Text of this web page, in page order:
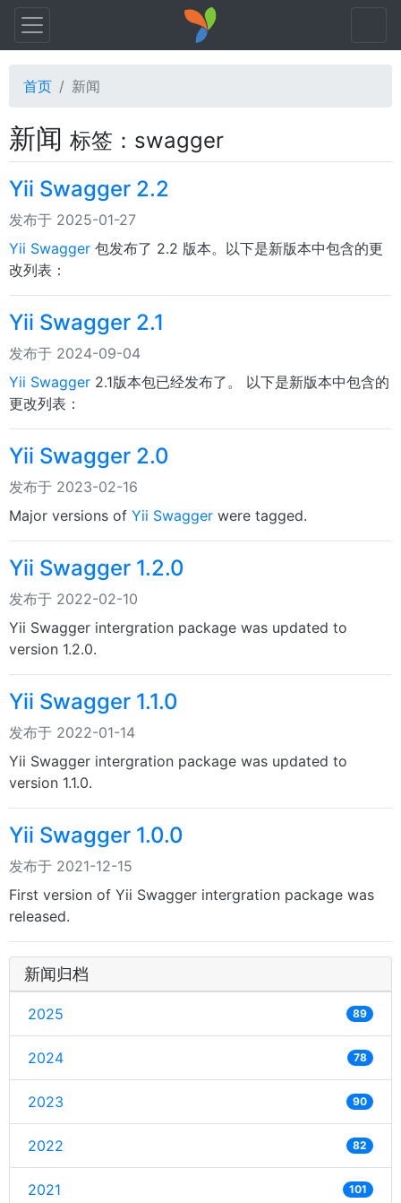
首页 新闻
新闻 标签：swagger
Yii Swagger 2.2
发布于 2025-01-27
Yii Swagger 包发布了 2.2 版本。以下是新版本中包含的更
改列表：
Yii Swagger 2.1
发布于 2024-09-04
Yii Swagger 2.1版本包已经发布了。 以下是新版本中包含的
更改列表：
Yii Swagger 2.0
发布于 2023-02-16
Major versions of Yii Swagger were tagged.
Yii Swagger 1.2.0
发布于 2022-02-10
Yii Swagger intergration package was updated to
version 1.2.0.
Yii Swagger 1.1.0
发布于 2022-01-14
Yii Swagger intergration package was updated to
version 1.1.0.
Yii Swagger 1.0.0
发布于 2021-12-15
First version of Yii Swagger intergration package was
released.
新闻归档
2025 89
2024 78
2023 90
2022 82
2021 101